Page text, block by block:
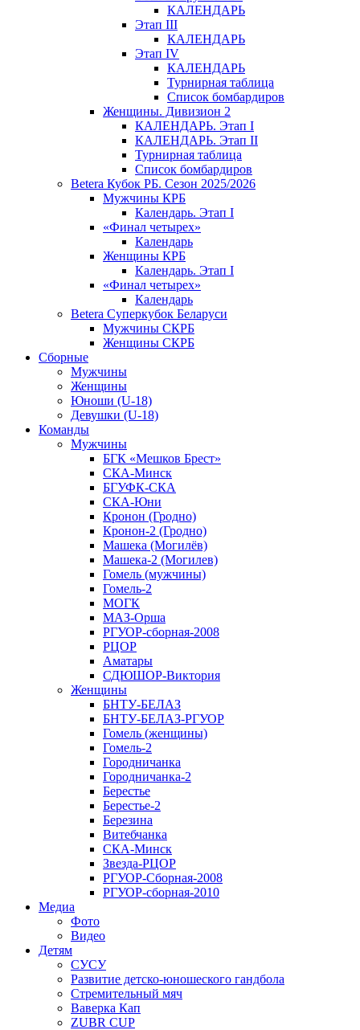
КАЛЕНДАРЬ
Этап III
КАЛЕНДАРЬ
Этап IV
КАЛЕНДАРЬ
Турнирная таблица
Список бомбардиров
Женщины. Дивизион 2
КАЛЕНДАРЬ. Этап I
КАЛЕНДАРЬ. Этап II
Турнирная таблица
Список бомбардиров
Betera Кубок РБ. Сезон 2025/2026
Мужчины КРБ
Календарь. Этап I
«Финал четырех»
Календарь
Женщины КРБ
Календарь. Этап I
«Финал четырех»
Календарь
Betera Суперкубок Беларуси
Мужчины СКРБ
Женщины СКРБ
Сборные
Мужчины
Женщины
Юноши (U-18)
Девушки (U-18)
Команды
Мужчины
БГК «Мешков Брест»
СКА-Минск
БГУФК-СКА
СКА-Юни
Кронон (Гродно)
Кронон-2 (Гродно)
Машека (Могилёв)
Машека-2 (Могилев)
Гомель (мужчины)
Гомель-2
МОГК
МАЗ-Орша
РГУОР-сборная-2008
РЦОР
Аматары
СДЮШОР-Виктория
Женщины
БНТУ-БЕЛАЗ
БНТУ-БЕЛАЗ-РГУОР
Гомель (женщины)
Гомель-2
Городничанка
Городничанка-2
Берестье
Берестье-2
Березина
Витебчанка
СКА-Минск
Звезда-РЦОР
РГУОР-Сборная-2008
РГУОР-сборная-2010
Медиа
Фото
Видео
Детям
СУСУ
Развитие детско-юношеского гандбола
Стремительный мяч
Ваверка Кап
ZUBR CUP